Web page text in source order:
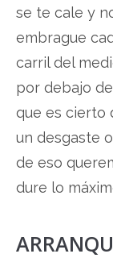
se te cale y
embrague
carril del
por debajo
que es cierto
un desgaste
de eso
dure lo